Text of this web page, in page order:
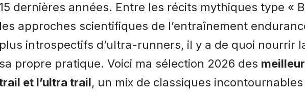
15 dernières années. Entre les récits mythiques type «
les approches scientifiques de l’entraînement
plus introspectifs d’ultra-runners, il y a de quoi nourrir
sa propre pratique. Voici ma sélection 2026 des
et l’ultra trail, un mix de classiques